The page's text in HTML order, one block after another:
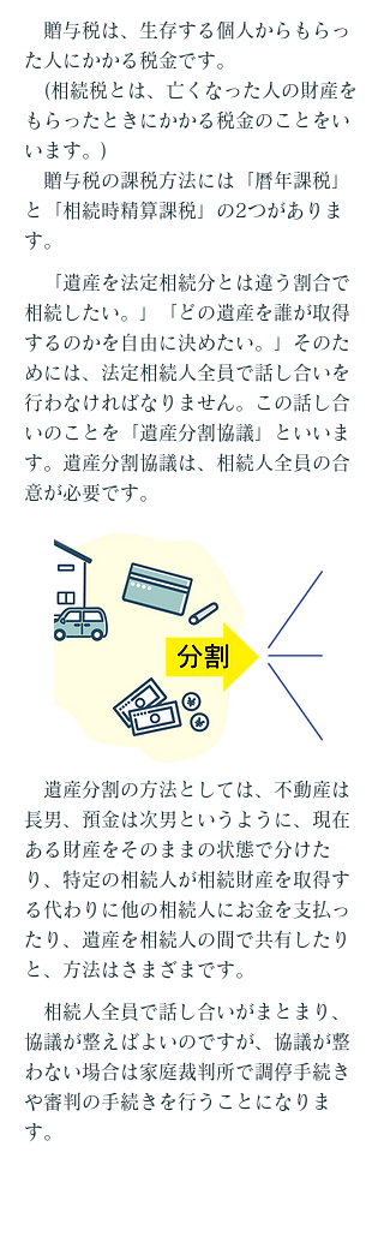
贈与税は、生存する個人からもらっ
た人にかかる税金です。
(相続税とは、亡くなった人の財産を
もらったときにかかる税金のことをい
います。)
贈与税の課税方法には「暦年課税」
と「相続時精算課税」の2つがありま
す。
「遺産を法定相続分とは違う割合で
相続したい。」「どの遺産を誰が取得
するのかを自由に決めたい。」そのた
めには、法定相続人全員で話し合いを
行わなければなりません。この話し合
いのことを「遺産分割協議」といいま
す。遺産分割協議は、相続人全員の合
意が必要です。
遺産分割の方法としては、不動産は
長男、預金は次男というように、現在
ある財産をそのままの状態で分けた
り、特定の相続人が相続財産を取得す
る代わりに他の相続人にお金を支払っ
たり、遺産を相続人の間で共有したり
と、方法はさまざまです。
相続人全員で話し合いがまとまり、
協議が整えばよいのですが、協議が整
わない場合は家庭裁判所で調停手続き
や審判の手続きを行うことになりま
す。